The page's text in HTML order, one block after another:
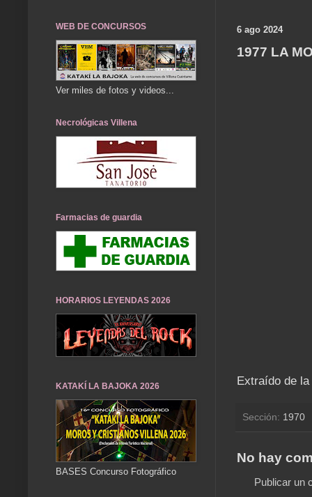
6 ago 2024
1977 LA
Extraído de
Sección: 1970
No hay
Publicar un
WEB DE CONCURSOS
Ver miles de fotos y videos...
Necrológicas Villena
Farmacias de guardia
HORARIOS LEYENDAS 2026
KATAKÍ LA BAJOKA 2026
BASES Concurso Fotográfico